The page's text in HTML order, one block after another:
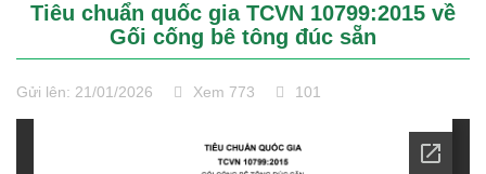
Tiêu chuẩn quốc gia TCVN 10799:2015 về
Gối cống bê tông đúc sẵn
Gửi lên: 21/01/2026 Xem 773 101